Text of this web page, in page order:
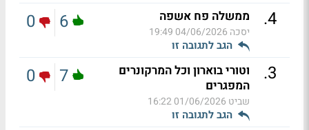
4
. ממשלה פח אשפה
יסכה 04/06/2026 19:49
הגב לתגובה זו
6
0
3
.
וטורי בוארון וכל המרקונרים
המפגרים
שביט 01/06/2026 16:22
הגב לתגובה זו
7
0